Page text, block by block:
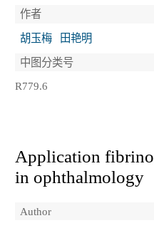
作者
胡玉梅
田艳明
中图分类号
R779.6
Application
in ophthalmology
Author